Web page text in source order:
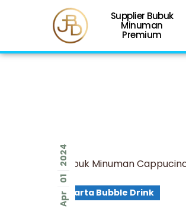
Supplier Bubuk
Minuman
Premium
Apr
01
2024
Jakarta Bubble Drink